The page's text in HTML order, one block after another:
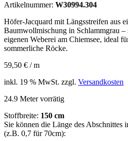
Artikelnummer: W30994.304
Höfer-Jacquard mit Längsstreifen aus
Baumwollmischung in Schlammgrau
eigenen Weberei am Chiemsee, ideal
sommerliche Röcke.
59,50 € /m
inkl. 19 % MwSt. zzgl. Versandkosten
24.9 Meter vorrätig
Stoffbreite: 150 cm
Sie können die Länge des Abschnittes
(z.B. 0,7 für 70cm):